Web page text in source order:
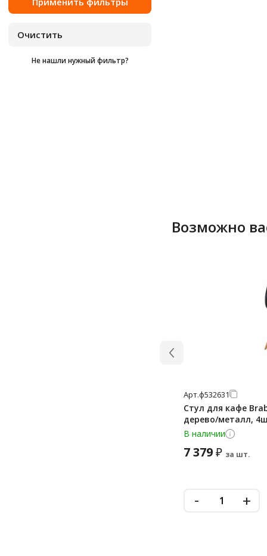
Не нашли нужный фильтр?
Возможно
Арт.ф532631
Стул для кафе
дерево/металл,
В наличии
7 379₽ за шт.
- +